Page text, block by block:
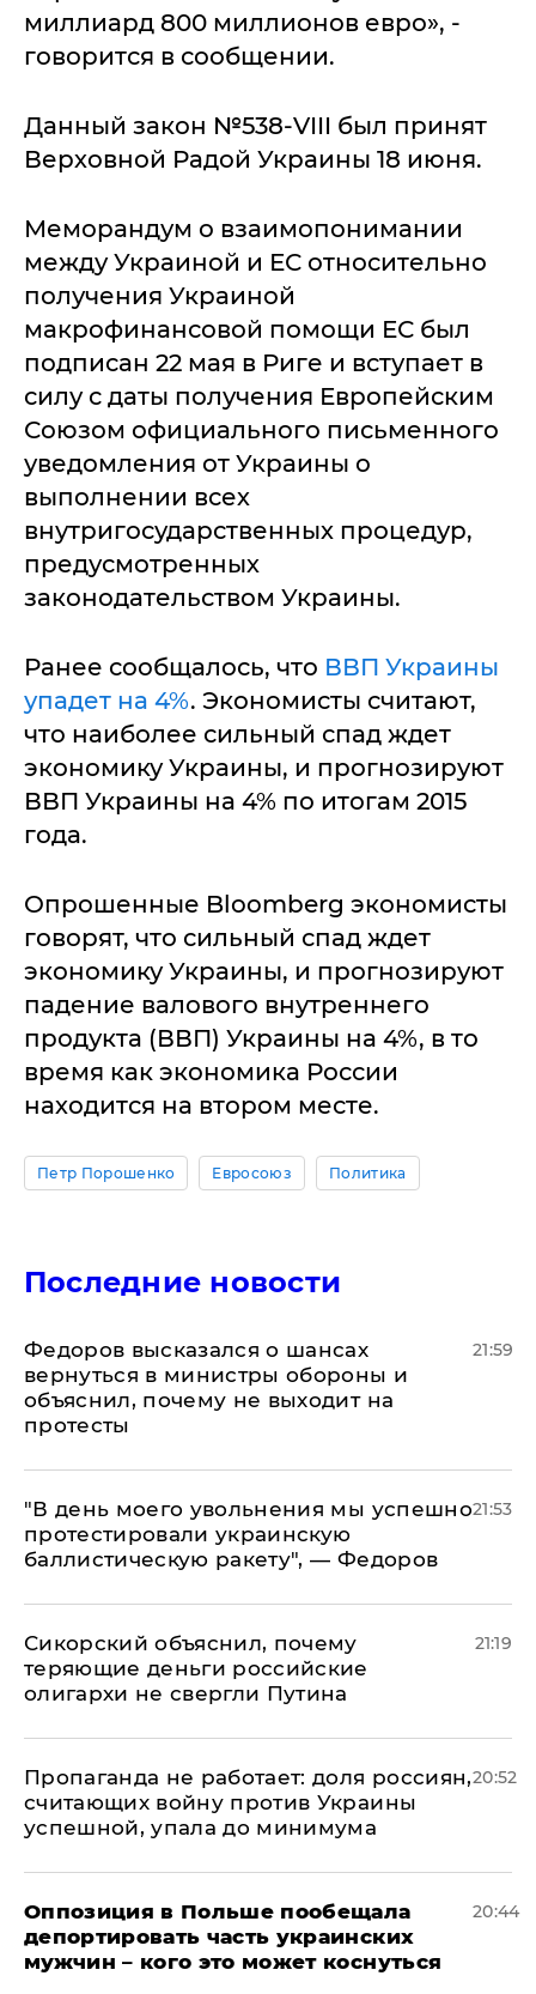
миллиард 800 миллионов евро», -
говорится в сообщении.
Данный закон №538-VIII был принят
Верховной Радой Украины 18 июня.
Меморандум о взаимопонимании
между Украиной и ЕС относительно
получения Украиной
макрофинансовой помощи ЕС был
подписан 22 мая в Риге и вступает в
силу с даты получения Европейским
Союзом официального письменного
уведомления от Украины о
выполнении всех
внутригосударственных процедур,
предусмотренных
законодательством Украины.
Ранее сообщалось, что ВВП Украины
упадет на 4%. Экономисты считают,
что наиболее сильный спад ждет
экономику Украины, и прогнозируют
ВВП Украины на 4% по итогам 2015
года.
Опрошенные Bloomberg экономисты
говорят, что сильный спад ждет
экономику Украины, и прогнозируют
падение валового внутреннего
продукта (ВВП) Украины на 4%, в то
время как экономика России
находится на втором месте.
Петр Порошенко Евросоюз Политика
Последние новости
Федоров высказался о шансах
вернуться в министры обороны и
объяснил, почему не выходит на
протесты
21:59
​"В день моего увольнения мы успешно
протестировали украинскую
баллистическую ракету", — Федоров
21:53
Сикорский объяснил, почему
теряющие деньги российские
олигархи не свергли Путина
21:19
​Пропаганда не работает: доля россиян,
считающих войну против Украины
успешной, упала до минимума
20:52
Оппозиция в Польше пообещала
депортировать часть украинских
мужчин – кого это может коснуться
20:44